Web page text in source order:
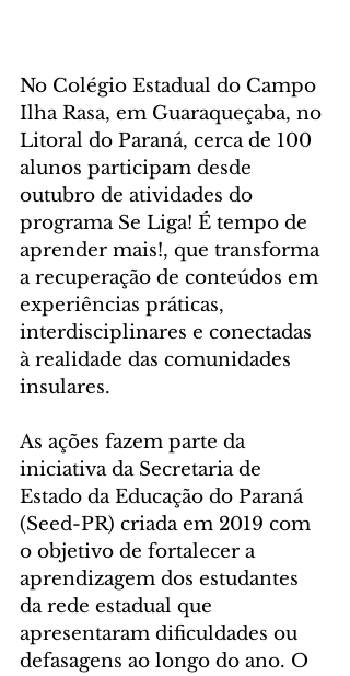
No Colégio Estadual do Campo
Ilha Rasa, em Guaraqueçaba, no
Litoral do Paraná, cerca de 100
alunos participam desde
outubro de atividades do
programa Se Liga! É tempo de
aprender mais!, que transforma
a recuperação de conteúdos em
experiências práticas,
interdisciplinares e conectadas
à realidade das comunidades
insulares.
As ações fazem parte da
iniciativa da Secretaria de
Estado da Educação do Paraná
(Seed-PR) criada em 2019 com
o objetivo de fortalecer a
aprendizagem dos estudantes
da rede estadual que
apresentaram dificuldades ou
defasagens ao longo do ano. O